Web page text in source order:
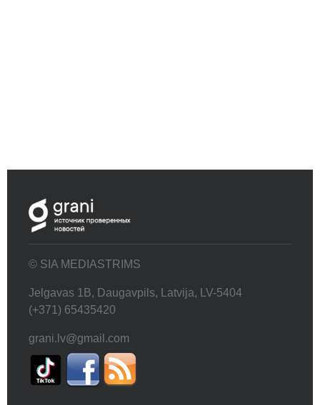
© SIA MEDIASTRIMS
Jelgavas 1B, Daugavpils, Latvija, LV-5404
(+371) 65435420
grani.lv@gmail.com